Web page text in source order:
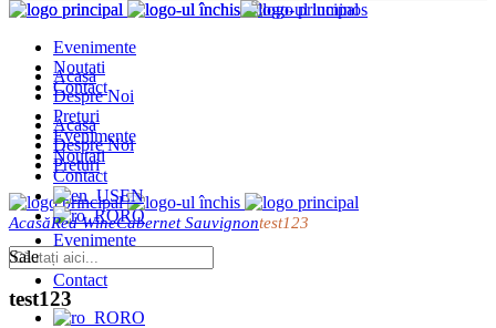
Evenimente
Noutati
Contact
Acasa
Despre Noi
Preturi
Evenimente
Noutati
Contact
RO
Acasa
Despre Noi
Preturi
Evenimente
Noutati
Contact
EN
RO
AcasăRed WineCabernet Sauvignontest123
Sale
test123